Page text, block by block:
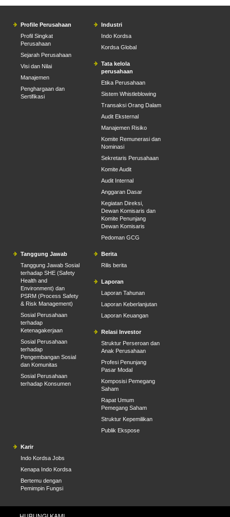
Profile Perusahaan
Profil Singkat
Perusahaan
Sejarah Perusahaan
Visi dan Nilai
Manajemen
Penghargaan dan
Sertifikasi
Industri
Indo Kordsa
Kordsa Global
Tata kelola
perusahaan
Etika Perusahaan
Sistem Whistleblowing
Transaksi Orang Dalam
Audit Eksternal
Manajemen Risiko
Komite Remunerasi dan
Nominasi
Sekretaris Perusahaan
Komite Audit
Audit Internal
Anggaran Dasar
Kegiatan Direksi,
Dewan Komisaris dan
Komite Penunjang
Dewan Komisaris
Pedoman GCG
Tanggung Jawab
Tanggung Jawab Sosial
terhadap SHE (Safety
Health and
Environment) dan
PSRM (Process Safety
& Risk Management)
Sosial Perusahaan
terhadap
Ketenagakerjaan
Sosial Perusahaan
terhadap
Pengembangan Sosial
dan Komunitas
Sosial Perusahaan
terhadap Konsumen
Berita
Rilis berita
Laporan
Laporan Tahunan
Laporan Keberlanjutan
Laporan Keuangan
Relasi Investor
Struktur Perseroan dan
Anak Perusahaan
Profesi Penunjang
Pasar Modal
Komposisi Pemegang
Saham
Rapat Umum
Pemegang Saham
Struktur Kepemilikan
Publik Ekspose
Karir
Indo Kordsa Jobs
Kenapa Indo Kordsa
Bertemu dengan
Pemimpin Fungsi